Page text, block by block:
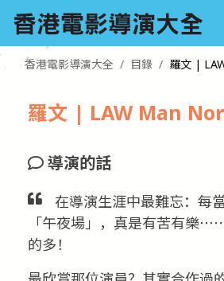
香港電影導演大全 目錄 羅文 |
羅文 | LAW Man
導演的話
在導演生涯中最難忘：每
「午夜場」，真是有苦有樂
的多！